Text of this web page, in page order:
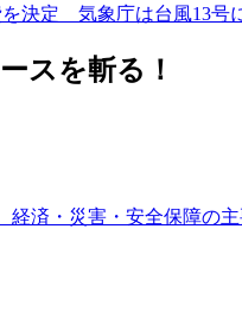
決定 気象庁は台風13号
スを斬る！
済・災害・安全保障の主